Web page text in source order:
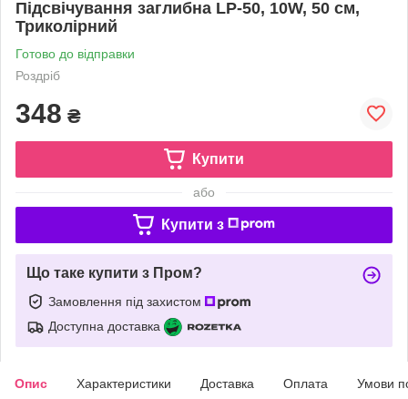
Підсвічування заглибна LP-50, 10W, 50 см,
Триколірний
Готово до відправки
Роздріб
348 ₴
Купити
або
Купити з
Що таке купити з Пром?
Замовлення під захистом
Доступна доставка
Опис Характеристики Доставка Оплата Умови